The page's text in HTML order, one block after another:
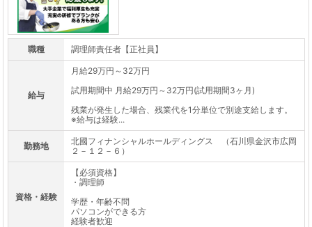
職種 調理師責任者【正社員】
給与
月給29万円～32万円
試用期間中 月給29万円～32万円(試用期間3ヶ月)
残業が発生した場合、残業代を1分単位で別途支給します。
※給与は経験...
勤務地
北國フィナンシャルホールディングス （石川県金沢市広岡
２－１２－６）
資格・経験
【必須資格】
・調理師
学歴・年齢不問
パソコンができる方
経験者歓迎